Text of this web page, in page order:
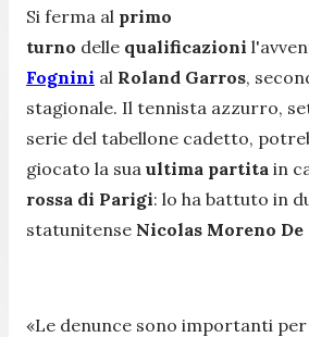
Si ferma al primo
turno delle qualificazioni
Fognini al Roland Garros,
stagionale. Il tennista azzurro,
serie del tabellone cadetto,
giocato la sua ultima partita in
rossa di Parigi: lo ha battuto in
statunitense Nicolas Moreno
«Le denunce sono importanti